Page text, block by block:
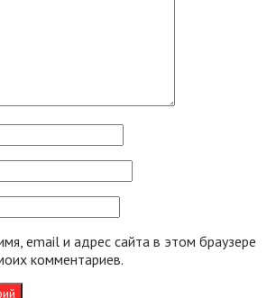
email и адрес сайта в этом браузере
комментариев.